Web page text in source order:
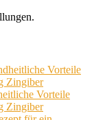
Vorteile
Zingiber